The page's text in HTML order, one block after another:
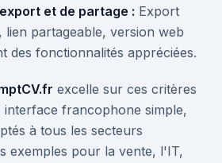
et de partage : Export
lien partageable, version web
des fonctionnalités appréciées.
excelle sur ces critères
francophone simple,
à tous les secteurs
exemples pour la vente, l'IT,